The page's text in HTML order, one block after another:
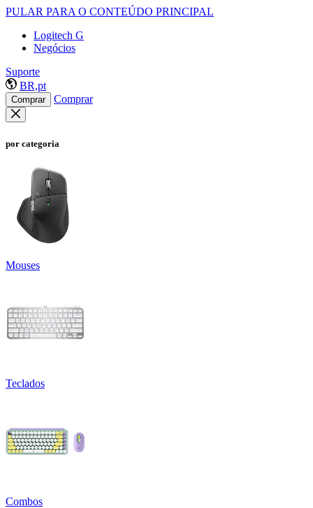
PULAR PARA O CONTEÚDO PRINCIPAL
Logitech G
Negócios
Suporte
BR,pt
Comprar Comprar
por categoria
Mouses
Teclados
Combos